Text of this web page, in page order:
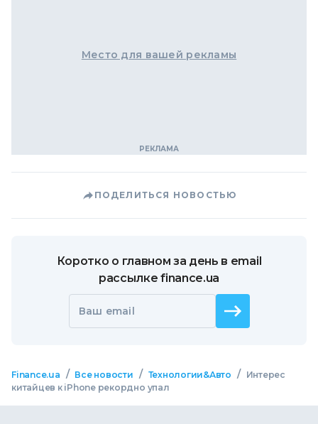
Место для вашей рекламы
ПОДЕЛИТЬСЯ НОВОСТЬЮ
Коротко о главном за день в email
рассылке finance.ua
Ваш email
Finance.ua / Все новости / Технологии&Авто /
Интерес
китайцев к iPhone рекордно упал